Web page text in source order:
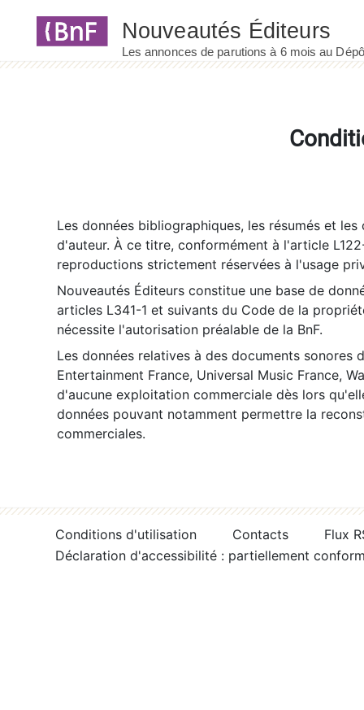
Les données bibliographiques, les résumés et
d'auteur. À ce titre, conformément à l'article
reproductions strictement réservées à l'usage
Nouveautés Éditeurs constitue une base de
articles L341-1 et suivants du Code de la
nécessite l'autorisation préalable de la BnF.
Les données relatives à des documents sonores
Entertainment France, Universal Music France,
d'aucune exploitation commerciale dès lors
données pouvant notamment permettre la
commerciales.
Conditions d'utilisation Contacts
Flux
Déclaration d'accessibilité : partiellement